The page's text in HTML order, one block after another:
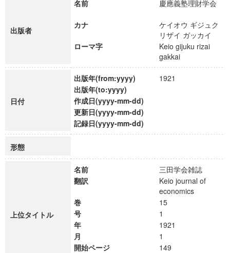
出版者
名前 慶應義塾理財学会
カナ
ケイオウ ギジュク
リザイ ガッカイ
ローマ字
Keio gijuku rizai
gakkai
日付
出版年(from:yyyy)
1921
出版年(to:yyyy)
作成日(yyyy-mm-dd)
更新日(yyyy-mm-dd)
記録日(yyyy-mm-dd)
形態
上位タイトル
名前
三田学会雑誌
翻訳
Keio journal of
economics
巻
15
号
1
年
1921
月
1
開始ページ
149